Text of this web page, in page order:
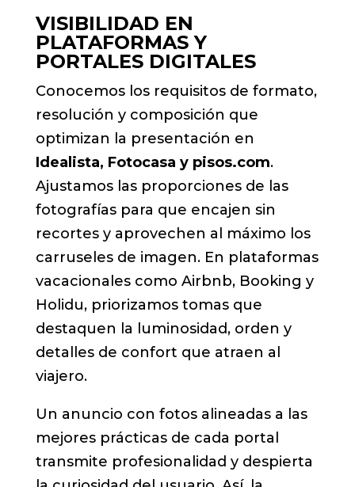
VISIBILIDAD EN
PLATAFORMAS Y
PORTALES DIGITALES
Conocemos los requisitos de formato,
resolución y composición que
optimizan la presentación en
Idealista, Fotocasa y pisos.com.
Ajustamos las proporciones de las
fotografías para que encajen sin
recortes y aprovechen al máximo los
carruseles de imagen. En plataformas
vacacionales como Airbnb, Booking y
Holidu, priorizamos tomas que
destaquen la luminosidad, orden y
detalles de confort que atraen al
viajero.
Un anuncio con fotos alineadas a las
mejores prácticas de cada portal
transmite profesionalidad y despierta